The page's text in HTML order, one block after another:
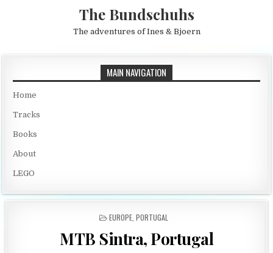
The Bundschuhs
The adventures of Ines & Bjoern
MAIN NAVIGATION
Home
Tracks
Books
About
LEGO
POSTED IN
EUROPE, PORTUGAL
MTB Sintra, Portugal